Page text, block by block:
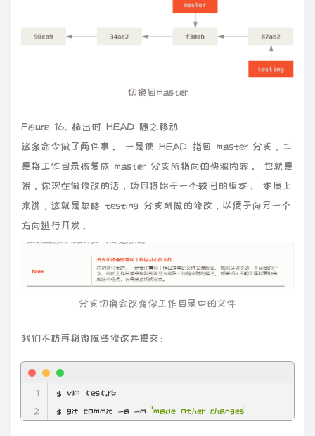
切换回master
Figure 16. 检出时 HEAD 随之移动
这条命令做了两件事。 一是使 HEAD 指回 master 分支，二
是将工作目录恢复成 master 分支所指向的快照内容。 也就是
说，你现在做修改的话，项目将始于一个较旧的版本。 本质上
来讲，这就是忽略 testing 分支所做的修改，以便于向另一个
方向进行开发。
分支切换会改变你工作目录中的文件
我们不妨再稍微做些修改并提交：
$ git commit -a -m 'made other changes'